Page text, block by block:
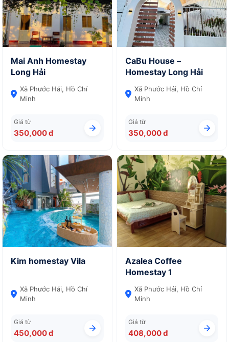
Mai Anh Homestay
Long Hải
Xã Phước Hải, Hồ Chí
Minh
Giá từ
350,000 đ
CaBu House –
Homestay Long Hải
Xã Phước Hải, Hồ Chí
Minh
Giá từ
350,000 đ
Kim homestay Vila
Xã Phước Hải, Hồ Chí
Minh
Giá từ
450,000 đ
Azalea Coffee
Homestay 1
Xã Phước Hải, Hồ Chí
Minh
Giá từ
408,000 đ